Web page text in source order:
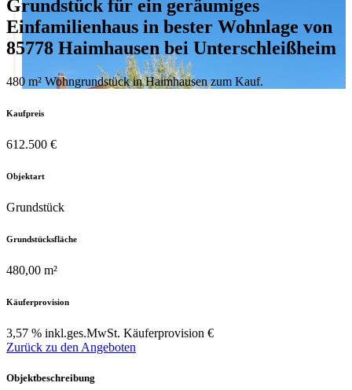
Grundstück für ein geräumiges
Einfamilienhaus in bester Wohnlage von
85778 Haimhausen bei Unterschleißheim
480 m² Wohngrundstück in Haimhausen zum Kauf.
Kaufpreis
612.500 €
Objektart
Grundstück
Grundstücksfläche
480,00 m²
Käuferprovision
3,57 % inkl.ges.MwSt. Käuferprovision €
Zurück zu den Angeboten
Objektbeschreibung